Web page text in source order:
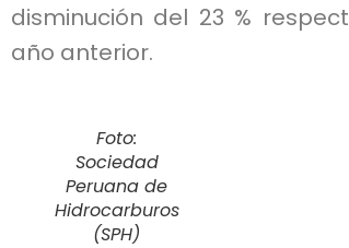
disminución del 23 %
año anterior.
Foto:
Sociedad
Peruana de
Hidrocarburos
(SPH)